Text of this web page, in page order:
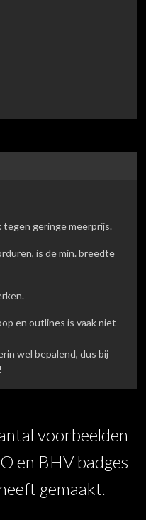
geringe meerprijs.
is de min. breedte
en outlines is vaak niet
wel bepalend, dus bij
voorbeelden
en BHV badges
gemaakt.